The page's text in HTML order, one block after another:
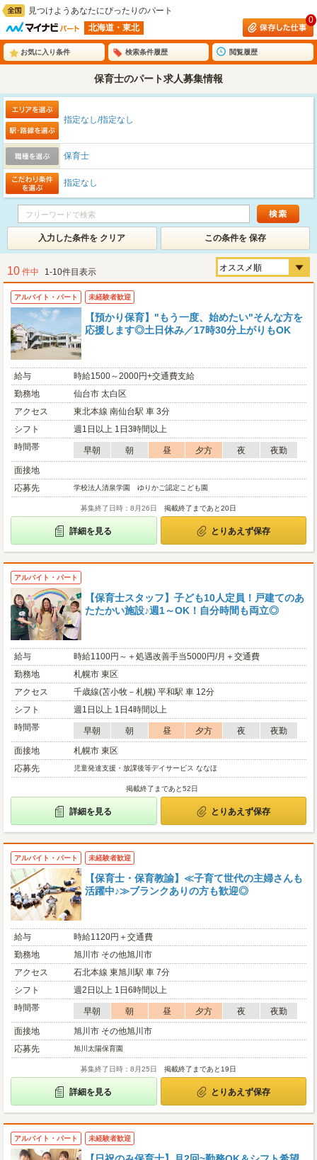
見つけようあなたにぴったりのパート
北海道・東北
0
お気に入り条件 検索条件履歴 閲覧履歴
保育士のパート求人募集情報
指定なし/指定なし
保育士
指定なし
入力した条件を クリア この条件を 保存
10 件中 1-10件目表示
アルバイト・パート 未経験者歓迎
【預かり保育】"もう一度、始めたい"そんな方を
応援します◎土日休み／17時30分上がりもOK
給与
時給1500～2000円+交通費支給
勤務地
仙台市 太白区
アクセス
東北本線 南仙台駅 車 3分
シフト
週1日以上 1日3時間以上
時間帯
早朝 朝 昼 夕方 夜
夜勤
面接地
応募先
学校法人清泉学園 ゆりかご認定こども園
募集終了日時：8月26日 掲載終了まであと20日
詳細を見る とりあえず保存
アルバイト・パート
【保育士スタッフ】子ども10人定員！戸建てのあ
たたかい施設♪週1～OK！自分時間も両立◎
給与
時給1100円～＋処遇改善手当5000円/月＋交通費
勤務地
札幌市 東区
アクセス
千歳線(苫小牧－札幌) 平和駅 車 12分
シフト
週1日以上 1日4時間以上
時間帯
早朝 朝 昼 夕方 夜
夜勤
面接地
札幌市 東区
応募先
児童発達支援・放課後等デイサービス ななほ
掲載終了まであと52日
詳細を見る とりあえず保存
アルバイト・パート 未経験者歓迎
【保育士・保育教諭】≪子育て世代の主婦さんも
活躍中♪≫ブランクありの方も歓迎◎
給与
時給1120円＋交通費
勤務地
旭川市 その他旭川市
アクセス
石北本線 東旭川駅 車 7分
シフト
週2日以上 1日6時間以上
時間帯
早朝 朝 昼 夕方 夜
夜勤
面接地
旭川市 その他旭川市
応募先
旭川太陽保育園
募集終了日時：8月25日 掲載終了まであと19日
詳細を見る とりあえず保存
アルバイト・パート 未経験者歓迎